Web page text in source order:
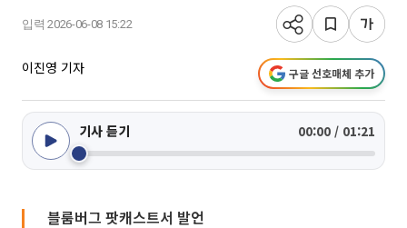
입력 2026-06-08 15:22
이진영 기자 구글 선호매체 추가
기사 듣기 00:00 / 01:21
블룸버그 팟캐스트서 발언